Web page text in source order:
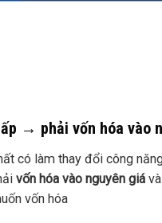
→ phải vốn hóa vào
có làm thay đổi công
vốn hóa vào nguyên giá và
vốn hóa